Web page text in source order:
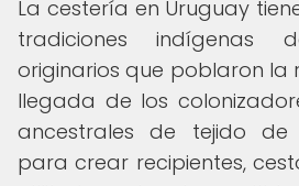
La cestería en Uruguay
tradiciones indígenas
originarios que poblaron la
llegada de los
ancestrales de tejido de
para crear recipientes,